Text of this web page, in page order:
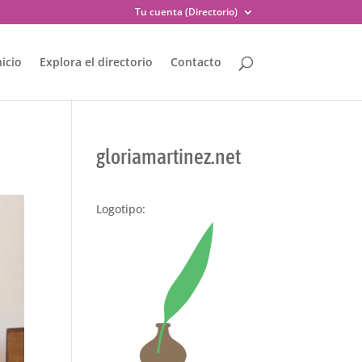
Tu cuenta (Directorio)
Explora el directorio Contacto
gloriamartinez.net
Logotipo: